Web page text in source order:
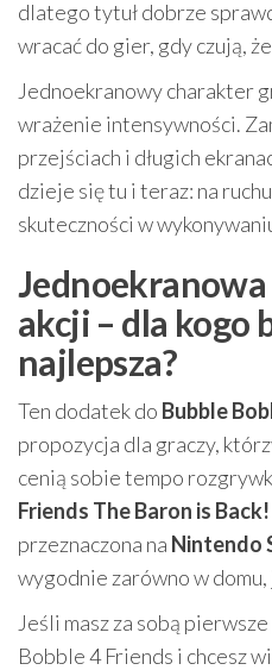
dlatego tytuł dobrze
wracać do gier, gdy czują,
Jednoekranowy charakter
wrażenie intensywności.
przejściach i długich
dzieje się tu i teraz: na
skuteczności w
akcji – dla kogo
najlepsza?
Ten dodatek do Bubble
propozycja dla graczy,
cenią sobie tempo
Friends The Baron is
przeznaczona na Nintendo
wygodnie zarówno w
Jeśli masz za sobą
Bobble 4 Friends i chcesz